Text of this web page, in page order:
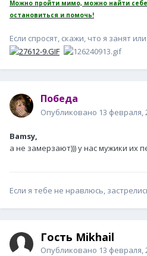
Можно пройти мимо, можно найти
остановиться и помочь!
Если спросят, скажи, что я занят
Победа
Опубликовано 13 февраля,
Bamsy,
а не замерзают))) у нас мужики их
Если я тебе не нравлюсь,
Гость Mikhail
Опубликовано 13 февраля,